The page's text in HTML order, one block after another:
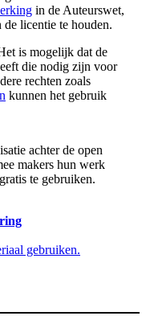
in de Auteurswet,
licentie te houden.
is mogelijk dat de
die nodig zijn voor
rechten zoals
kunnen het gebruik
achter de open
makers hun werk
te gebruiken.
gebruiken.